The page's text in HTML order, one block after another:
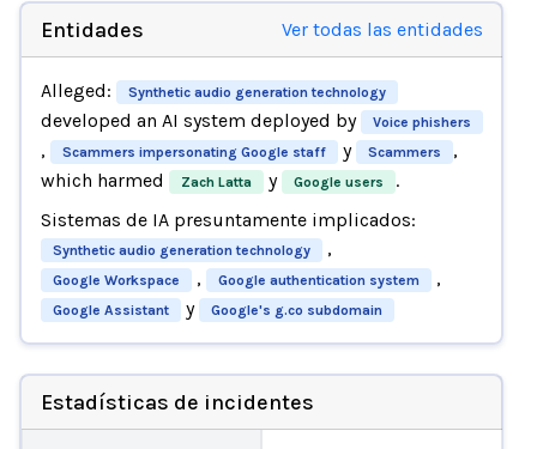
Entidades Ver todas las entidades
Alleged: Synthetic audio generation technology
developed an AI system deployed by Voice phishers
, Scammers impersonating Google staff y Scammers
,
which harmed
Zach Latta y Google users
.
Sistemas de IA presuntamente implicados:
Synthetic audio generation technology ,
Google Workspace , Google authentication system ,
Google Assistant y Google's g.co subdomain
Estadísticas de incidentes